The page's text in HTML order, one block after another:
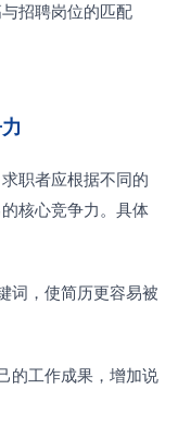
招聘岗位的匹配
职者应根据不同的
核心竞争力。具体
词，使简历更容易被
的工作成果，增加说